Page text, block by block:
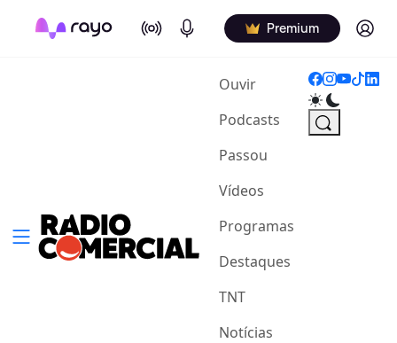
On Air Podcasts Premium Log in
Ouvir(current)
Podcasts
Passou
Vídeos
Programas
Destaques
TNT
Notícias